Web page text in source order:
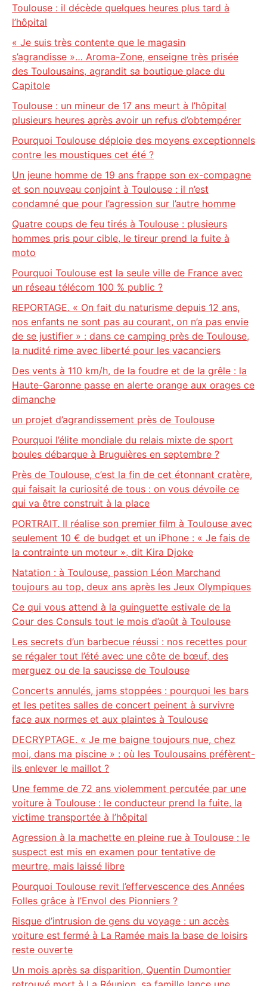
Toulouse : il décède quelques heures plus tard à
l’hôpital
« Je suis très contente que le magasin
s’agrandisse »… Aroma-Zone, enseigne très prisée
des Toulousains, agrandit sa boutique place du
Capitole
Toulouse : un mineur de 17 ans meurt à l’hôpital
plusieurs heures après avoir un refus d’obtempérer
Pourquoi Toulouse déploie des moyens exceptionnels
contre les moustiques cet été ?
Un jeune homme de 19 ans frappe son ex-compagne
et son nouveau conjoint à Toulouse : il n’est
condamné que pour l’agression sur l’autre homme
Quatre coups de feu tirés à Toulouse : plusieurs
hommes pris pour cible, le tireur prend la fuite à
moto
Pourquoi Toulouse est la seule ville de France avec
un réseau télécom 100 % public ?
REPORTAGE. « On fait du naturisme depuis 12 ans,
nos enfants ne sont pas au courant, on n’a pas envie
de se justifier » : dans ce camping près de Toulouse,
la nudité rime avec liberté pour les vacanciers
Des vents à 110 km/h, de la foudre et de la grêle : la
Haute-Garonne passe en alerte orange aux orages ce
dimanche
un projet d’agrandissement près de Toulouse
Pourquoi l’élite mondiale du relais mixte de sport
boules débarque à Bruguières en septembre ?
Près de Toulouse, c’est la fin de cet étonnant cratère,
qui faisait la curiosité de tous : on vous dévoile ce
qui va être construit à la place
PORTRAIT. Il réalise son premier film à Toulouse avec
seulement 10 € de budget et un iPhone : « Je fais de
la contrainte un moteur », dit Kira Djoke
Natation : à Toulouse, passion Léon Marchand
toujours au top, deux ans après les Jeux Olympiques
Ce qui vous attend à la guinguette estivale de la
Cour des Consuls tout le mois d’août à Toulouse
Les secrets d’un barbecue réussi : nos recettes pour
se régaler tout l’été avec une côte de bœuf, des
merguez ou de la saucisse de Toulouse
Concerts annulés, jams stoppées : pourquoi les bars
et les petites salles de concert peinent à survivre
face aux normes et aux plaintes à Toulouse
DECRYPTAGE. « Je me baigne toujours nue, chez
moi, dans ma piscine » : où les Toulousains préfèrent-
ils enlever le maillot ?
Une femme de 72 ans violemment percutée par une
voiture à Toulouse : le conducteur prend la fuite, la
victime transportée à l’hôpital
Agression à la machette en pleine rue à Toulouse : le
suspect est mis en examen pour tentative de
meurtre, mais laissé libre
Pourquoi Toulouse revit l’effervescence des Années
Folles grâce à l’Envol des Pionniers ?
Risque d’intrusion de gens du voyage : un accès
voiture est fermé à La Ramée mais la base de loisirs
reste ouverte
Un mois après sa disparition, Quentin Dumontier